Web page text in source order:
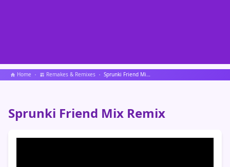
Home Remakes & Remixes Sprunki Friend Mix Remix
Sprunki Friend Mix Remix